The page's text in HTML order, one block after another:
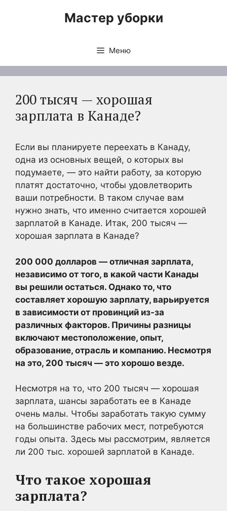
Мастер уборки
Меню
200 тысяч — хорошая
зарплата в Канаде?
Если вы планируете переехать в Канаду,
одна из основных вещей, о которых вы
подумаете, — это найти работу, за которую
платят достаточно, чтобы удовлетворить
ваши потребности. В таком случае вам
нужно знать, что именно считается хорошей
зарплатой в Канаде. Итак, 200 тысяч —
хорошая зарплата в Канаде?
200 000 долларов — отличная зарплата,
независимо от того, в какой части Канады
вы решили остаться. Однако то, что
составляет хорошую зарплату, варьируется
в зависимости от провинций из-за
различных факторов. Причины разницы
включают местоположение, опыт,
образование, отрасль и компанию. Несмотря
на это, 200 тысяч — это хорошо везде.
Несмотря на то, что 200 тысяч — хорошая
зарплата, шансы заработать ее в Канаде
очень малы. Чтобы заработать такую сумму
на большинстве рабочих мест, потребуются
годы опыта. Здесь мы рассмотрим, является
ли 200 тыс. хорошей зарплатой в Канаде.
Что такое хорошая
зарплата?